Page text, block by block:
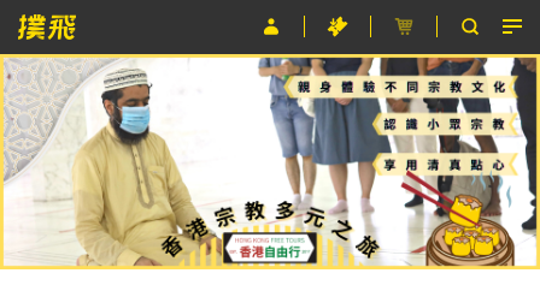
節目
主辦單位
關於撲飛
條款及細則